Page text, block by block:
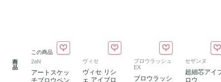
商
品
この商品
2aN
アートスケッ
チブロウペン
ヴィセ
ヴィセ リシ
ェ アイブロ
ブロウラッシュ
EX
ブロウラッシ
セザンヌ
超細芯アイ
ロウ